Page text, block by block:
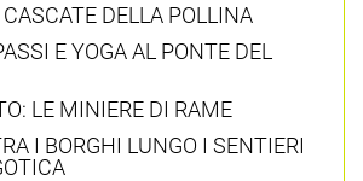
DELLA POLLINA
E YOGA AL PONTE DEL
LE MINIERE DI RAME
I BORGHI LUNGO I SENTIERI